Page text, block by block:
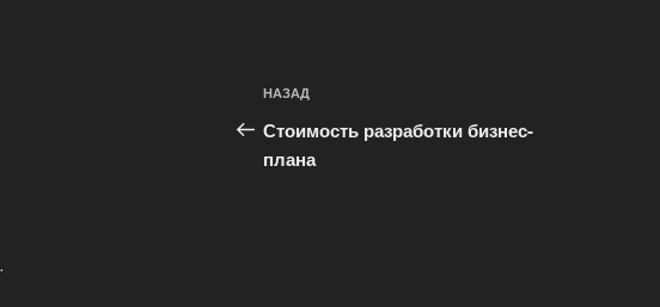
Навигация
по
записям
Предыдущая
запись:
НАЗАД
Стоимость разработки бизнес-
плана
.